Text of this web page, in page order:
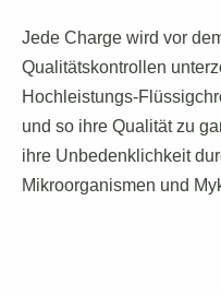
Jede Charge wird vor
Qualitätskontrollen
Hochleistungs-
und so ihre Qualität zu
ihre Unbedenklichkeit
Mikroorganismen und